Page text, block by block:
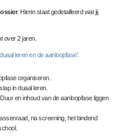
. Hierin staat gedetailleerd wat jij
over 2 jaren.
duaal leren en de aanloopfase’.
organiseren.
in duaal leren.
en inhoud van de aanloopfase liggen
na screening, het bindend